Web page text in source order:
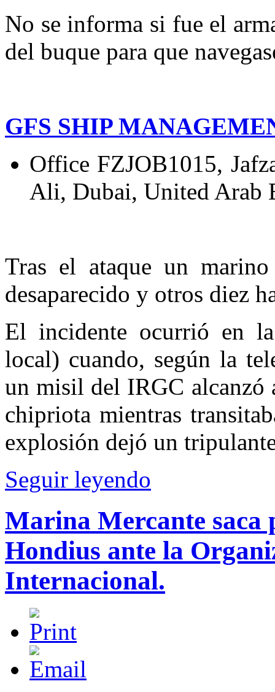
No se informa si fue el
del buque para que
GFS SHIP
Office FZJOB1015,
Ali, Dubai, United Arab
Tras el ataque un
desaparecido y otros diez
El incidente ocurrió en
local) cuando, según la
un misil del IRGC alcanzó
chipriota mientras
explosión dejó un
Seguir leyendo
Marina Mercante saca
Hondius ante la
Internacional.